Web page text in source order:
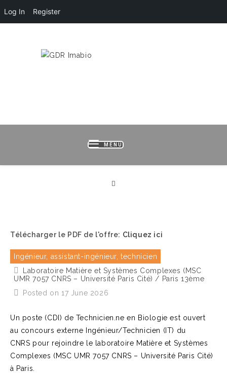
Log In Register
MENU
Télécharger le PDF de l'offre: Cliquez ici
Ingénieur, assistant-ingénieur, technicien
Laboratoire Matière et Systèmes Complexes (MSC
UMR 7057 CNRS – Université Paris Cité) / Paris 13ème
Posted on 17 June 2026
Un poste (CDI) de Technicien.ne en Biologie est ouvert
au concours externe Ingénieur/Technicien (IT) du
CNRS pour rejoindre le laboratoire Matière et Systèmes
Complexes (MSC UMR 7057 CNRS – Université Paris Cité)
à Paris.